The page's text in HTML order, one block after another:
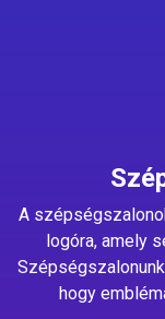
A
logóra, amely
hogy